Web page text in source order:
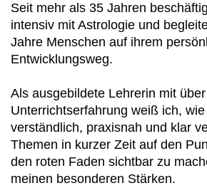
zu gewinnen.
Coaching & Heilarbeit:
Wenn Dich Selbstzweifel
Dich am Lernen und Deuten
Persönlichkeitsentwicklung
Transformation
Während Du Horoskope deuten
auch Deinem eigenen Horoskop
Seit mehr als 35 Jahren
intensiv mit Astrologie und
Jahre Menschen auf ihrem
Entwicklungsweg.
Als ausgebildete Lehrerin mit
Unterrichtserfahrung weiß ich,
verständlich, praxisnah und klar
Themen in kurzer Zeit auf den
den roten Faden sichtbar zu
meinen besonderen Stärken.